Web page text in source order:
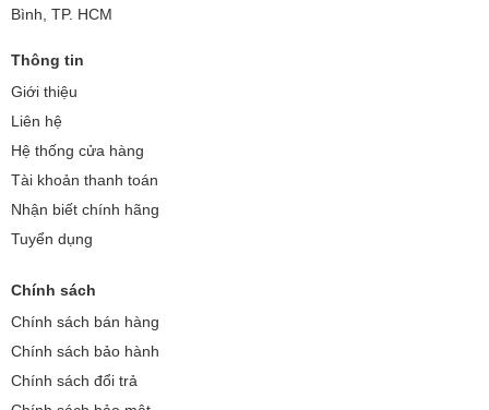
Bình, TP. HCM
Thông tin
Giới thiệu
Liên hệ
Hệ thống cửa hàng
Tài khoản thanh toán
Nhận biết chính hãng
Tuyển dụng
Chính sách
Chính sách bán hàng
Chính sách bảo hành
Chính sách đổi trả